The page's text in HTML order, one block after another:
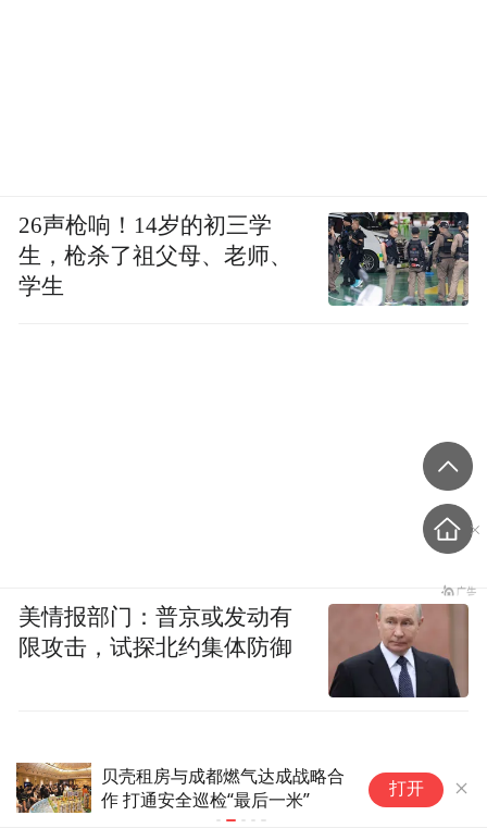
厦门571人培训长护险失能评估
来自全市31家医疗机构 考核通
证券公司债
点抢先看
打开
26声枪响！14岁的初三学
生，枪杀了祖父母、老师、
学生
美情报部门：普京或发动有
限攻击，试探北约集体防御